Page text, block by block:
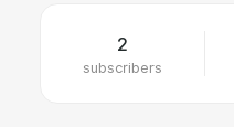
2
subscribers